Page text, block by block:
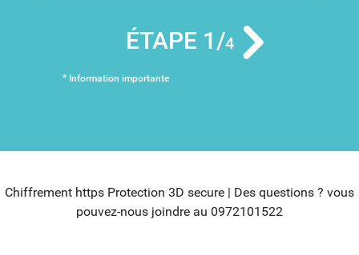
ÉTAPE 1/4
* Information importante
Chiffrement https Protection 3D secure | Des questions ? vous
pouvez-nous joindre au 0972101522